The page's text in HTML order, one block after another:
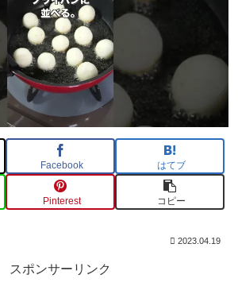
Facebook はてブ
Pinterest コピー
2023.04.19
スポンサーリンク